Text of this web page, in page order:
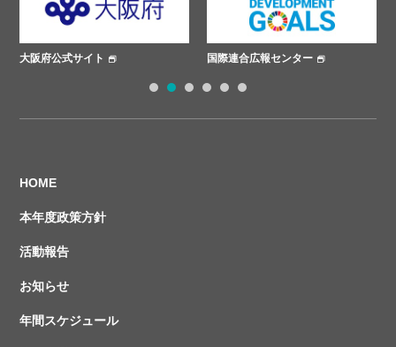
大阪府公式サイト 国際連合広報センター
HOME
本年度政策方針
活動報告
お知らせ
年間スケジュール